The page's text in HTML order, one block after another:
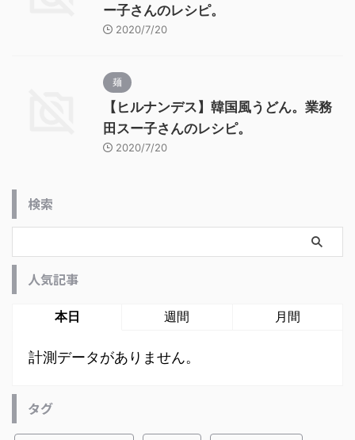
ー子さんのレシピ。
2020/7/20
麺
【ヒルナンデス】韓国風うどん。業務
田スー子さんのレシピ。
2020/7/20
検索
人気記事
本日 週間 月間
計測データがありません。
タグ